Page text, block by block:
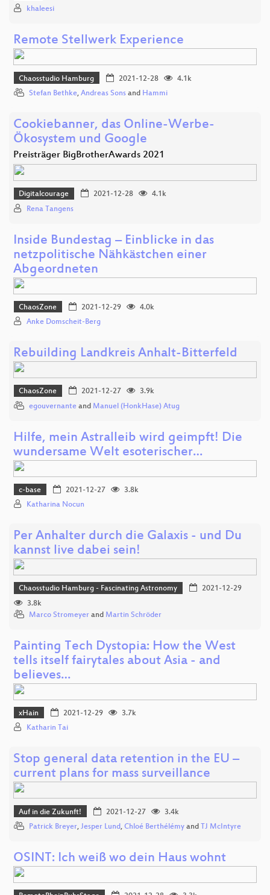
khaleesi
Remote Stellwerk Experience
Chaosstudio Hamburg 2021-12-28
4.1k
Stefan Bethke, Andreas Sons and Hammi
Cookiebanner, das Online-Werbe-
Ökosystem und Google
Preisträger BigBrotherAwards 2021
Digitalcourage 2021-12-28
4.1k
Rena Tangens
Inside Bundestag – Einblicke in das
netzpolitische Nähkästchen einer
Abgeordneten
ChaosZone 2021-12-29
4.0k
Anke Domscheit-Berg
Rebuilding Landkreis Anhalt-Bitterfeld
ChaosZone 2021-12-27
3.9k
egouvernante and Manuel (HonkHase) Atug
Hilfe, mein Astralleib wird geimpft! Die
wundersame Welt esoterischer…
c-base 2021-12-27
3.8k
Katharina Nocun
Per Anhalter durch die Galaxis - und Du
kannst live dabei sein!
Chaosstudio Hamburg - Fascinating Astronomy
2021-12-29
3.8k
Marco Stromeyer and Martin Schröder
Painting Tech Dystopia: How the West
tells itself fairytales about Asia - and
believes…
xHain 2021-12-29
3.7k
Katharin Tai
Stop general data retention in the EU –
current plans for mass surveillance
Auf in die Zukunft! 2021-12-27
3.4k
Patrick Breyer, Jesper Lund, Chloé Berthélémy and TJ McIntyre
OSINT: Ich weiß wo dein Haus wohnt